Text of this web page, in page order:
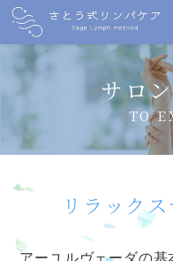
サロ
TO
リラック